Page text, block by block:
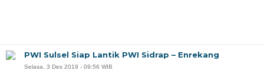
PWI Sulsel Siap Lantik PWI Sidrap – Enrekang
Selasa, 3 Des 2019 - 09:56 WIB